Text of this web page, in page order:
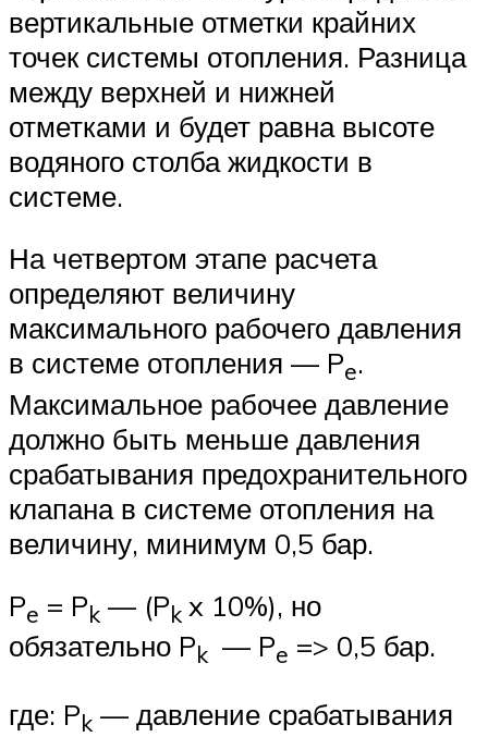
вертикальные отметки крайних
точек системы отопления. Разница
между верхней и нижней
отметками и будет равна высоте
водяного столба жидкости в
системе.
На четвертом этапе расчета
определяют величину
максимального рабочего давления
в системе отопления — Pe.
Максимальное рабочее давление
должно быть меньше давления
срабатывания предохранительного
клапана в системе отопления на
величину, минимум 0,5 бар.
Pe = Pk — (Pkx 10%), но
обязательно Pk — Pe => 0,5 бар.
где: Pk — давление срабатывания